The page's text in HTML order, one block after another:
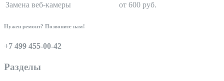
Замена веб-камеры
от 600 руб.
Нужен ремонт? Позвоните нам!
+7 499 455-00-42
Разделы